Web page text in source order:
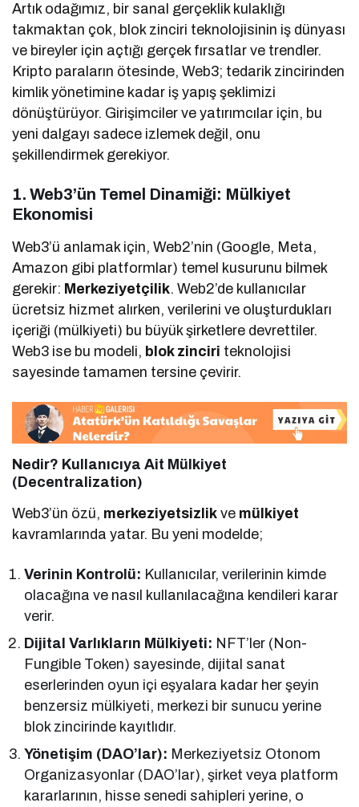
Artık odağımız, bir sanal gerçeklik kulaklığı
takmaktan çok, blok zinciri teknolojisinin iş dünyası
ve bireyler için açtığı gerçek fırsatlar ve trendler.
Kripto paraların ötesinde, Web3; tedarik zincirinden
kimlik yönetimine kadar iş yapış şeklimizi
dönüştürüyor. Girişimciler ve yatırımcılar için, bu
yeni dalgayı sadece izlemek değil, onu
şekillendirmek gerekiyor.
1. Web3’ün Temel Dinamiği: Mülkiyet
Ekonomisi
Web3’ü anlamak için, Web2’nin (Google, Meta,
Amazon gibi platformlar) temel kusurunu bilmek
gerekir: Merkeziyetçilik. Web2’de kullanıcılar
ücretsiz hizmet alırken, verilerini ve oluşturdukları
içeriği (mülkiyeti) bu büyük şirketlere devrettiler.
Web3 ise bu modeli, blok zinciri teknolojisi
sayesinde tamamen tersine çevirir.
Nedir? Kullanıcıya Ait Mülkiyet
(Decentralization)
Web3’ün özü, merkeziyetsizlik ve mülkiyet
kavramlarında yatar. Bu yeni modelde;
Verinin Kontrolü: Kullanıcılar, verilerinin kimde
olacağına ve nasıl kullanılacağına kendileri karar
verir.
Dijital Varlıkların Mülkiyeti: NFT’ler (Non-
Fungible Token) sayesinde, dijital sanat
eserlerinden oyun içi eşyalara kadar her şeyin
benzersiz mülkiyeti, merkezi bir sunucu yerine
blok zincirinde kayıtlıdır.
Yönetişim (DAO’lar): Merkeziyetsiz Otonom
Organizasyonlar (DAO’lar), şirket veya platform
kararlarının, hisse senedi sahipleri yerine, o